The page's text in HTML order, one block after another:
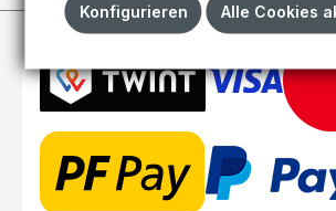
Konfigurieren Alle Cookies